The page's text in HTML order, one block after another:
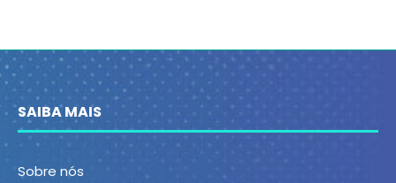
SAIBA MAIS
Sobre nós